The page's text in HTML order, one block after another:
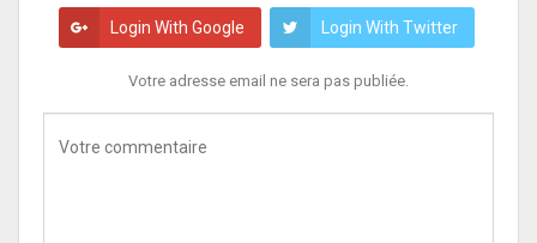
Login With Google Login With Twitter
Votre adresse email ne sera pas publiée.